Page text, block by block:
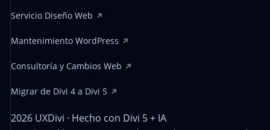
Servicio Diseño Web
Mantenimiento WordPress
Consultoría y Cambios Web
Migrar de Divi 4 a Divi 5
2026 UXDivi · Hecho con Divi 5 + IA